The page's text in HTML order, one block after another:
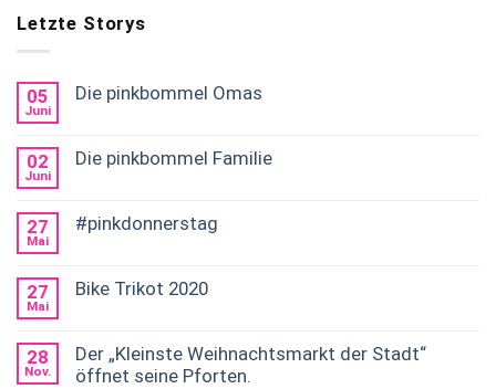
Letzte Storys
05
Juni
Die pinkbommel Omas
02
Juni
Die pinkbommel Familie
27
Mai
#pinkdonnerstag
27
Mai
Bike Trikot 2020
28
Nov.
Der „Kleinste Weihnachtsmarkt der Stadt“
öffnet seine Pforten.